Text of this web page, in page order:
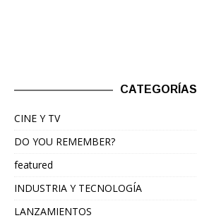
CATEGORÍAS
CINE Y TV
DO YOU REMEMBER?
featured
INDUSTRIA Y TECNOLOGÍA
LANZAMIENTOS